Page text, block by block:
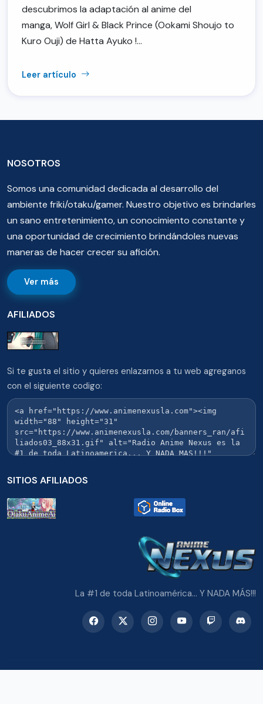
descubrimos la adaptación al anime del
manga, Wolf Girl & Black Prince (Ookami Shoujo to
Kuro Ouji) de Hatta Ayuko !…
Leer artículo
NOSOTROS
Somos una comunidad dedicada al desarrollo del
ambiente friki/otaku/gamer. Nuestro objetivo es brindarles
un sano entretenimiento, un conocimiento constante y
una oportunidad de crecimiento brindándoles nuevas
maneras de hacer crecer su afición.
Ver más
AFILIADOS
Si te gusta el sitio y quieres enlazarnos a tu web agreganos
con el siguiente codigo:
SITIOS AFILIADOS
La #1 de toda Latinoamérica... Y NADA MÁS!!!